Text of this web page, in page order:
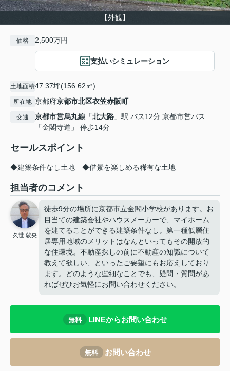
【外観】
価格 2,500万円
支払いシミュレーション
土地面積47.37坪(156.62㎡)
所在地 京都府京都市北区衣笠赤阪町
交通 京都市営烏丸線 「北大路 」駅 バス12分 京都市営バス
「金閣寺道」 停歩14分
セールスポイント
◆建築条件なし土地 ◆借景を楽しめる稀有な土地
担当者のコメント
久世 敦央
徒歩9分の場所に京都市立金閣小学校があります。お
目当ての建築会社やハウスメーカーで、マイホーム
を建てることができる建築条件なし。第一種低層住
居専用地域のメリットはなんといってもその開放的
な住環境。不動産探しの前に不動産の知識について
教えて欲しい、といったご要望にもお応えしており
ます。どのような些細なことでも、疑問・質問があ
ればぜひお気軽にお問い合わせください。
無料 LINEからお問い合わせ
無料 お問い合わせ